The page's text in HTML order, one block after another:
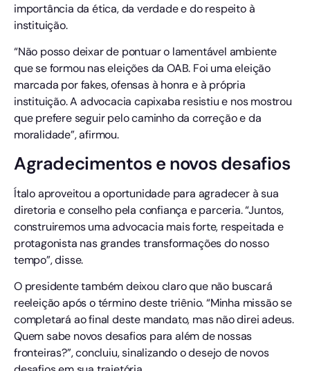
importância da ética, da verdade e do respeito à
instituição.
“Não posso deixar de pontuar o lamentável ambiente
que se formou nas eleições da OAB. Foi uma eleição
marcada por fakes, ofensas à honra e à própria
instituição. A advocacia capixaba resistiu e nos mostrou
que prefere seguir pelo caminho da correção e da
moralidade”, afirmou.
Agradecimentos e novos desafios
Ítalo aproveitou a oportunidade para agradecer à sua
diretoria e conselho pela confiança e parceria. “Juntos,
construiremos uma advocacia mais forte, respeitada e
protagonista nas grandes transformações do nosso
tempo”, disse.
O presidente também deixou claro que não buscará
reeleição após o término deste triênio. “Minha missão se
completará ao final deste mandato, mas não direi adeus.
Quem sabe novos desafios para além de nossas
fronteiras?”, concluiu, sinalizando o desejo de novos